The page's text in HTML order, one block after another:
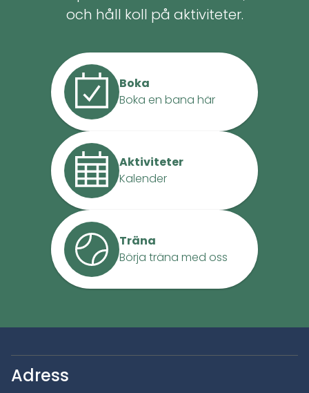
och håll koll på aktiviteter.
Boka
Boka en bana här
Träna
Börja träna med oss
Aktiviteter
Kalender
Adress